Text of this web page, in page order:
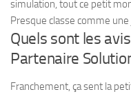
simulation, tout ce petit
Presque classe comme
Quels sont les
Partenaire
Franchement, ça sent la